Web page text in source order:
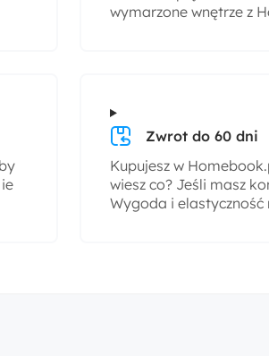
wymarzone wnętrze z
Zwrot do 60 dni
Kupujesz w
wiesz co? Jeśli masz
Wygoda i